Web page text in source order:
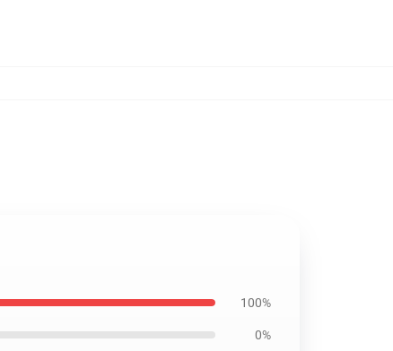
100%
0%